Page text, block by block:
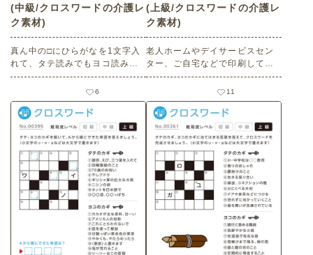
(中級/クロスワードの介護レ
ク素材)
真ん中の□にひらがなを1文字入
れて、タテ読みでもヨコ読みで
も意味の通じる言葉を完成させ
ービスセンター、ご自宅などで
印刷してお使いいただける無料
の高齢者向け介護レク素材（ク
ロスワード・中級）です。 関連
キーワード：３月・弥生・三
月・舞踊・ぶよう・庇・ひさ
し・くさや
6
(上級/クロスワードの介護レ
ク素材)
老人ホームやデイサービスセン
ター、ご自宅などで印刷してお
使いいただける無料の高齢者向
け介護レク素材（クロスワー
ド・上級）です。
11